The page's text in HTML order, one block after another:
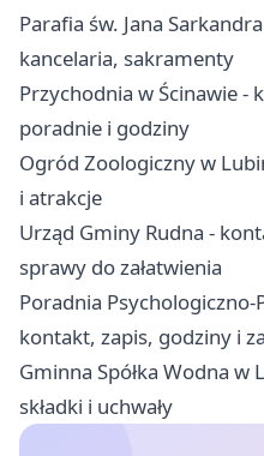
Parafia św. Jana
kancelaria, sakramenty
Przychodnia w Ścinawie -
poradnie i godziny
Ogród Zoologiczny w
i atrakcje
Urząd Gminy Rudna -
sprawy do załatwienia
Poradnia
kontakt, zapis, godziny i
Gminna Spółka Wodna
składki i uchwały